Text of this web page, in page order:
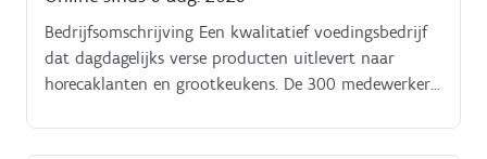
Bedrijfsomschrijving Een kwalitatief voedingsbedrijf
dat dagdagelijks verse producten uitlevert naar
horecaklanten en grootkeukens. De 300 medewerkers